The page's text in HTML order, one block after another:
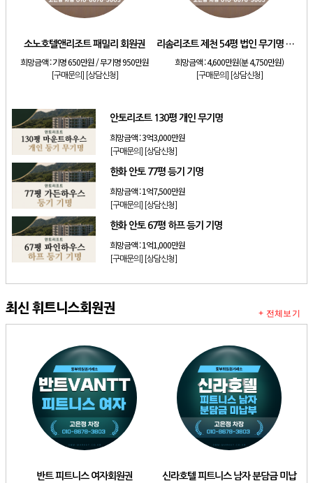
소노호텔앤리조트 패밀리 회원권
희망금액 :기명 650만원 / 무기명 950만원
[구매문의] [상담신청]
리솜리조트 제천 54평 법인 무기명 회원제
희망금액 :4,600만원(분 4,750만원)
[구매문의] [상담신청]
안토리조트 130평 개인 무기명
희망금액 :3억3,000만원
[구매문의] [상담신청]
한화 안토 77평 등기 기명
희망금액 :1억7,500만원
[구매문의] [상담신청]
한화 안토 67평 하프 등기 기명
희망금액 :1억1,000만원
[구매문의] [상담신청]
최신 휘트니스회원권
반트 피트니스 여자회원권 신라호텔 피트니스 남자 분담금 미납
+ 전체보기